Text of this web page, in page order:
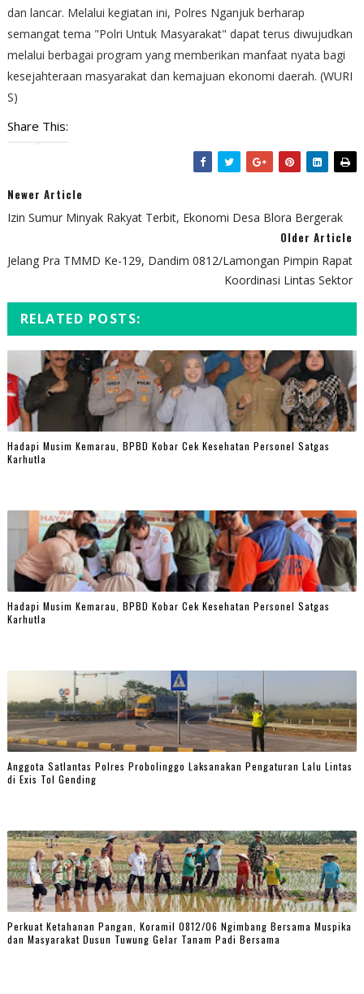
dan lancar. Melalui kegiatan ini, Polres Nganjuk berharap
semangat tema "Polri Untuk Masyarakat" dapat terus diwujudkan
melalui berbagai program yang memberikan manfaat nyata bagi
kesejahteraan masyarakat dan kemajuan ekonomi daerah. (WURI
S)
Share This:
Newer Article
Izin Sumur Minyak Rakyat Terbit, Ekonomi Desa Blora Bergerak
Older Article
Jelang Pra TMMD Ke-129, Dandim 0812/Lamongan Pimpin Rapat
Koordinasi Lintas Sektor
RELATED POSTS:
Hadapi Musim Kemarau, BPBD Kobar Cek Kesehatan Personel Satgas
Karhutla
Hadapi Musim Kemarau, BPBD Kobar Cek Kesehatan Personel Satgas
Karhutla
Anggota Satlantas Polres Probolinggo Laksanakan Pengaturan Lalu Lintas
di Exis Tol Gending
Perkuat Ketahanan Pangan, Koramil 0812/06 Ngimbang Bersama Muspika
dan Masyarakat Dusun Tuwung Gelar Tanam Padi Bersama